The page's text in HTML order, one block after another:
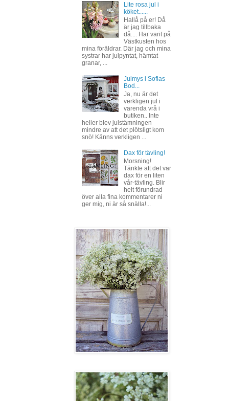
Lite rosa jul i
köket......
Hallå på er! Då
är jag tillbaka
då.... Har varit på
Västkusten hos
mina föräldrar. Där jag och mina
systrar har julpyntat, hämtat
granar, ...
Julmys i Sofias
Bod...
Ja, nu är det
verkligen jul i
varenda vrå i
butiken.. Inte
heller blev julstämningen
mindre av att det plötsligt kom
snö! Känns verkligen ...
Dax för tävling!
Morsning!
Tänkte att det var
dax för en liten
vår-tävling. Blir
helt förundrad
över alla fina kommentarer ni
ger mig, ni är så snälla!...